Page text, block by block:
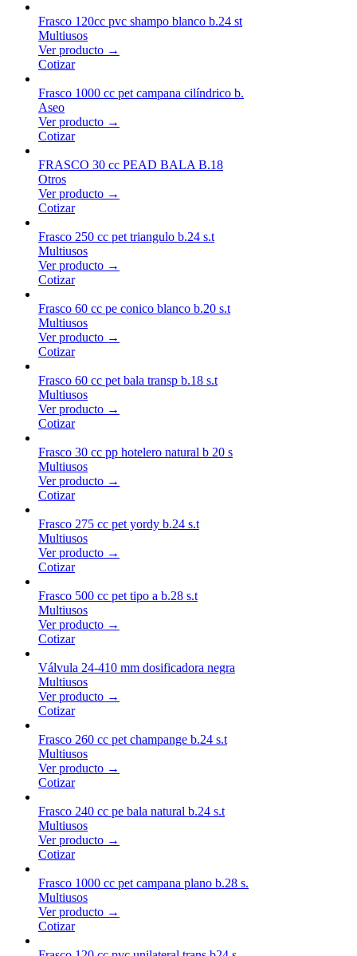
Frasco 120cc pvc shampo blanco b.24 st
Multiusos
Ver producto →
Cotizar
Frasco 1000 cc pet campana cilíndrico b.
Aseo
Ver producto →
Cotizar
FRASCO 30 cc PEAD BALA B.18
Otros
Ver producto →
Cotizar
Frasco 250 cc pet triangulo b.24 s.t
Multiusos
Ver producto →
Cotizar
Frasco 60 cc pe conico blanco b.20 s.t
Multiusos
Ver producto →
Cotizar
Frasco 60 cc pet bala transp b.18 s.t
Multiusos
Ver producto →
Cotizar
Frasco 30 cc pp hotelero natural b 20 s
Multiusos
Ver producto →
Cotizar
Frasco 275 cc pet yordy b.24 s.t
Multiusos
Ver producto →
Cotizar
Frasco 500 cc pet tipo a b.28 s.t
Multiusos
Ver producto →
Cotizar
Válvula 24-410 mm dosificadora negra
Multiusos
Ver producto →
Cotizar
Frasco 260 cc pet champange b.24 s.t
Multiusos
Ver producto →
Cotizar
Frasco 240 cc pe bala natural b.24 s.t
Multiusos
Ver producto →
Cotizar
Frasco 1000 cc pet campana plano b.28 s.
Multiusos
Ver producto →
Cotizar